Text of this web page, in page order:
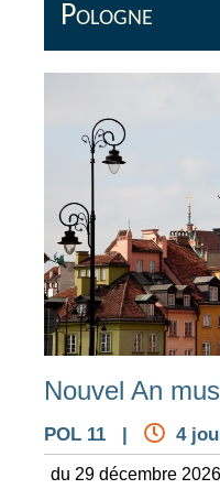
Pologne
Nouvel An
POL 11 | 4
du 29 décembre